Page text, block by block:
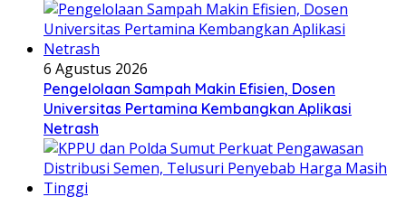
6 Agustus 2026
Pengelolaan Sampah Makin Efisien, Dosen
Universitas Pertamina Kembangkan Aplikasi
Netrash